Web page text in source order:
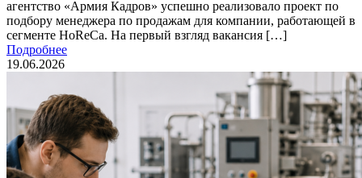
агентство «Армия Кадров» успешно реализовало проект по
подбору менеджера по продажам для компании, работающей в
сегменте HoReCa. На первый взгляд вакансия […]
Подробнее
19.06.2026